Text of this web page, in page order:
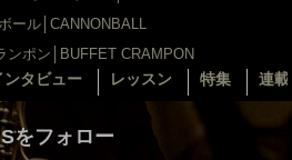
ール│CANNONBALL
ンポン│BUFFET CRAMPON
ンタビュー レッスン 特集 連
をフォロー